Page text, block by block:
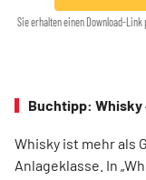
Sie erhalten einen Download-Link
Buchtipp: Whisky
Whisky ist mehr als
Anlageklasse. In